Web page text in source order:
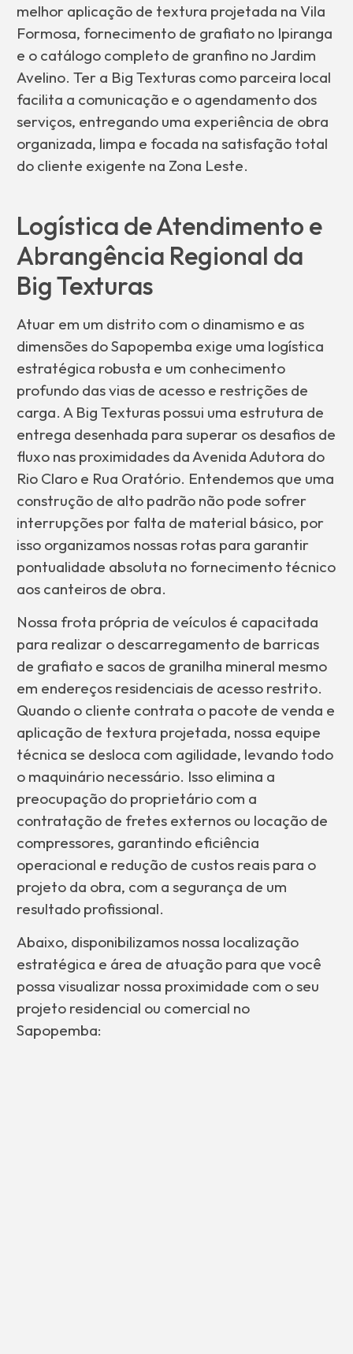
melhor aplicação de textura projetada na Vila
Formosa, fornecimento de grafiato no Ipiranga
e o catálogo completo de granfino no Jardim
Avelino. Ter a Big Texturas como parceira local
facilita a comunicação e o agendamento dos
serviços, entregando uma experiência de obra
organizada, limpa e focada na satisfação total
do cliente exigente na Zona Leste.
Logística de Atendimento e
Abrangência Regional da
Big Texturas
Atuar em um distrito com o dinamismo e as
dimensões do Sapopemba exige uma logística
estratégica robusta e um conhecimento
profundo das vias de acesso e restrições de
carga. A Big Texturas possui uma estrutura de
entrega desenhada para superar os desafios de
fluxo nas proximidades da Avenida Adutora do
Rio Claro e Rua Oratório. Entendemos que uma
construção de alto padrão não pode sofrer
interrupções por falta de material básico, por
isso organizamos nossas rotas para garantir
pontualidade absoluta no fornecimento técnico
aos canteiros de obra.
Nossa frota própria de veículos é capacitada
para realizar o descarregamento de barricas
de grafiato e sacos de granilha mineral mesmo
em endereços residenciais de acesso restrito.
Quando o cliente contrata o pacote de venda e
aplicação de textura projetada, nossa equipe
técnica se desloca com agilidade, levando todo
o maquinário necessário. Isso elimina a
preocupação do proprietário com a
contratação de fretes externos ou locação de
compressores, garantindo eficiência
operacional e redução de custos reais para o
projeto da obra, com a segurança de um
resultado profissional.
Abaixo, disponibilizamos nossa localização
estratégica e área de atuação para que você
possa visualizar nossa proximidade com o seu
projeto residencial ou comercial no
Sapopemba: